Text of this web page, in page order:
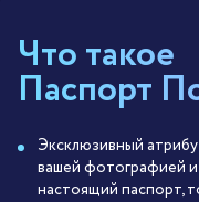
Что такое
Паспорт
Эксклюзивный
вашей фотографией
настоящий паспорт,